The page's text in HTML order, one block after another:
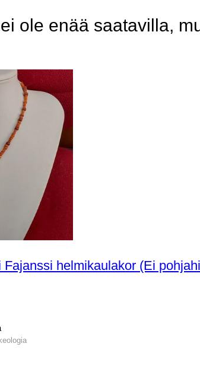
ole enää saatavilla,
Muinainen Egypti Fajanssi